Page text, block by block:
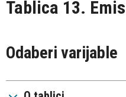
Tablica 13.
Odaberi varijable